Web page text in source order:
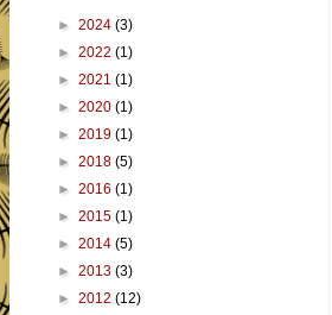
► 2024 (3)
► 2022 (1)
► 2021 (1)
► 2020 (1)
► 2019 (1)
► 2018 (5)
► 2016 (1)
► 2015 (1)
► 2014 (5)
► 2013 (3)
► 2012 (12)